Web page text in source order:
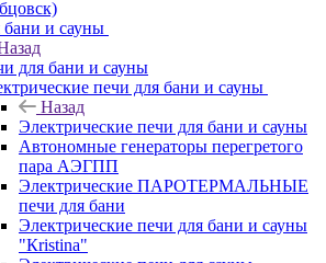
и сауны
для бани и сауны
печи для бани и сауны
Назад
Электрические печи для бани и сауны
Автономные генераторы перегретого
пара АЭГПП
Электрические ПАРОТЕРМАЛЬНЫЕ
печи для бани
Электрические печи для бани и сауны
"Кristina"